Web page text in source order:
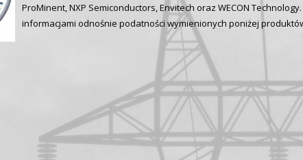
ProMinent, NXP Semiconductors, Envitech oraz WECON
informacjami odnośnie podatności wymienionych poniżej